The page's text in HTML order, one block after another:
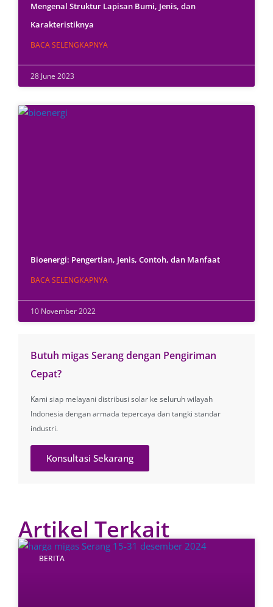
Mengenal Struktur Lapisan Bumi, Jenis, dan
Karakteristiknya
BACA SELENGKAPNYA
28 June 2023
Bioenergi: Pengertian, Jenis, Contoh, dan Manfaat
BACA SELENGKAPNYA
10 November 2022
Butuh migas Serang dengan Pengiriman
Cepat?
Kami siap melayani distribusi solar ke seluruh wilayah
Indonesia dengan armada tepercaya dan tangki standar
industri.
Konsultasi Sekarang
Artikel Terkait
BERITA